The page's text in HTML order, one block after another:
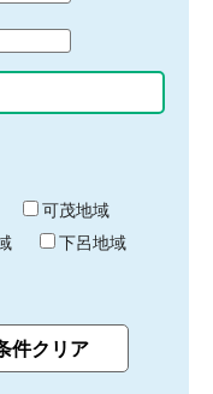
可茂地域
下呂地域